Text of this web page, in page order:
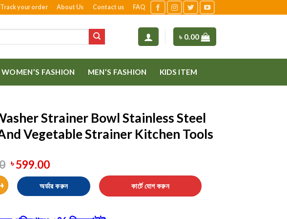
Track your order About Us Contact us FAQ
৳ 0.00
WOMEN’S FASHION MEN’S FASHION KIDS ITEM
Strainer Bowl Stainless Steel
Vegetable Strainer Kitchen Tools
৳599.00
Strainer Bowl Stainless Steel Fruit And Vegetable Strainer Kitchen Tools quantity
অর্ডার করুন কার্টে যোগ করুন